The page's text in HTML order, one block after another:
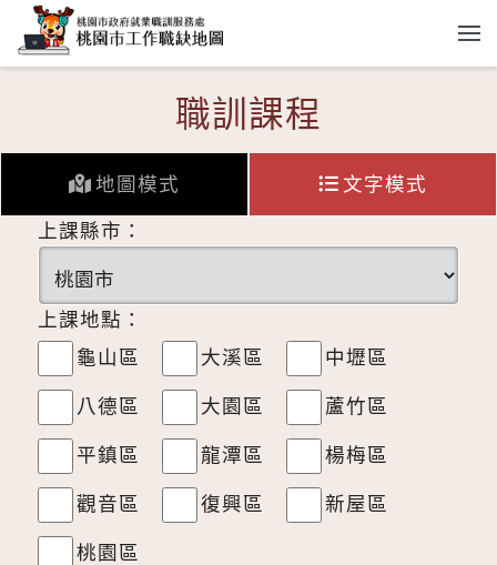
跳到主要內容
職訓課程
地圖模式 文字模式
上課縣市：
上課地點：
龜山區
大溪區 中壢區
八德區 大園區 蘆竹區
平鎮區 龍潭區 楊梅區
觀音區 復興區 新屋區
桃園區